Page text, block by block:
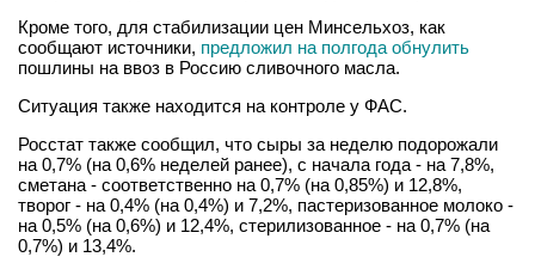
Кроме того, для стабилизации цен Минсельхоз, как
сообщают источники, предложил на полгода обнулить
пошлины на ввоз в Россию сливочного масла.
Ситуация также находится на контроле у ФАС.
Росстат также сообщил, что сыры за неделю подорожали
на 0,7% (на 0,6% неделей ранее), с начала года - на 7,8%,
сметана - соответственно на 0,7% (на 0,85%) и 12,8%,
творог - на 0,4% (на 0,4%) и 7,2%, пастеризованное молоко -
на 0,5% (на 0,6%) и 12,4%, стерилизованное - на 0,7% (на
0,7%) и 13,4%.